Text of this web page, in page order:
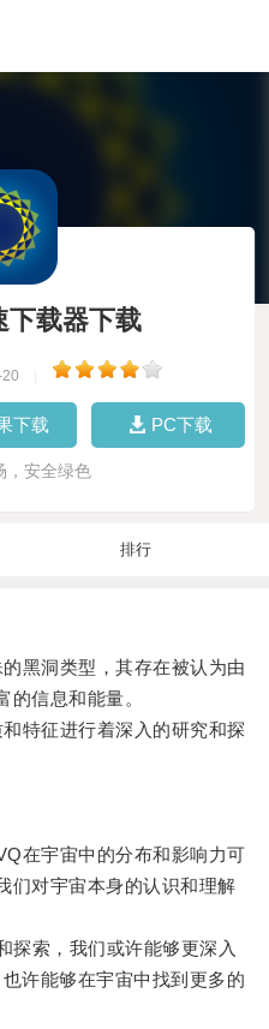
下载器下载
下载 PC下载
，安全绿色
排行
洞类型，其存在被认为由
的信息和能量。
征进行着深入的研究和探
宇宙中的分布和影响力可
们对宇宙本身的认识和理解
索，我们或许能够更深入
许能够在宇宙中找到更多的